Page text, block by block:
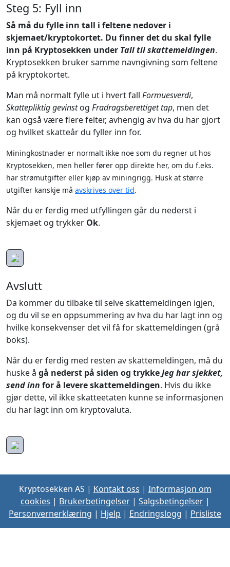
Steg 5: Fyll inn
Så må du fylle inn tall i feltene nedover i
skjemaet/kryptokortet. Du finner det du skal fylle
inn på Kryptosekken under Tall til skattemeldingen.
Kryptosekken bruker samme navngivning som feltene
på kryptokortet.
Man må normalt fylle ut i hvert fall Formuesverdi,
Skattepliktig gevinstog Fradragsberettiget tap, men det
kan også være flere felter, avhengig av hva du har gjort
og hvilket skatteår du fyller inn for.
Miningkostnader er normalt ikke noe som du regner ut hos
Kryptosekken, men heller fører opp direkte her, om du f.eks.
har strømutgifter eller kjøp av miningrigg. Husk at større
utgifter kanskje må avskrives over tid.
Når du er ferdig med utfyllingen går du nederst i
skjemaet og trykker Ok.
Avslutt
Da kommer du tilbake til selve skattemeldingen igjen,
og du vil se en oppsummering av hva du har lagt inn og
hvilke konsekvenser det vil få for skattemeldingen (grå
boks).
Når du er ferdig med resten av skattemeldingen, må du
huske å gå nederst på siden og trykkeJeg har sjekket,
send inn for å levere skattemeldingen. Hvis du ikke
gjør dette, vil ikke skatteetaten kunne se informasjonen
du har lagt inn om kryptovaluta.
Kryptosekken AS | Kontakt oss | Informasjon om
cookies | Brukerbetingelser| Salgsbetingelser|
Personvernerklæring | Hjelp | Endringslogg | Prisliste